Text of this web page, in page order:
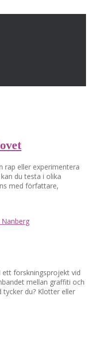
rap eller experimentera
du testa i olika
med författare,
Nanberg
ett forskningsprojekt vid
mellan graffiti och
tycker du? Klotter eller